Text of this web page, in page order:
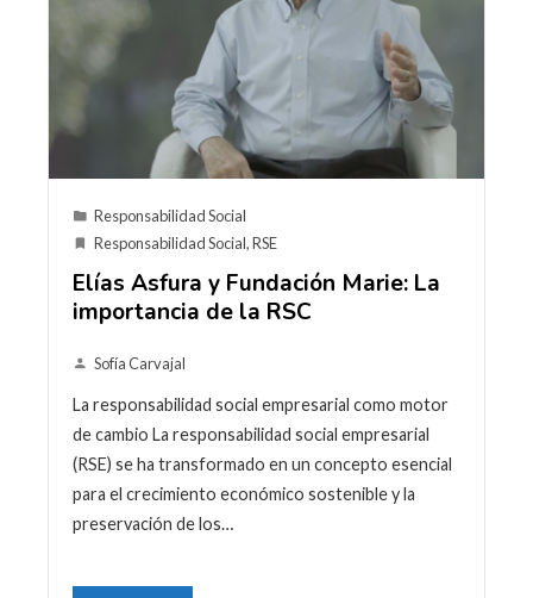
Responsabilidad Social
Responsabilidad Social,RSE
Elías Asfura y Fundación Marie: La
importancia de la RSC
Sofía Carvajal
La responsabilidad social empresarial como motor
de cambio La responsabilidad social empresarial
(RSE) se ha transformado en un concepto esencial
para el crecimiento económico sostenible y la
preservación de los…